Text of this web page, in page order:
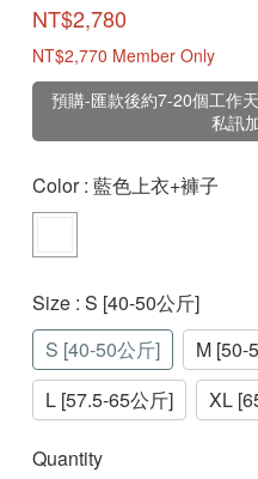
NT$2,780
NT$2,770 Member Only
預購-匯款後約7-20個工作
私訊
Color: 藍色上衣+褲子
Size : S [40-50公斤]
S [40-50公斤]
M [50-
L [57.5-65公斤]
XL
Quantity